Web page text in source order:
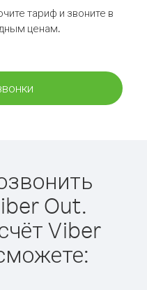
тариф и звоните в
ценам.
Out.
Viber